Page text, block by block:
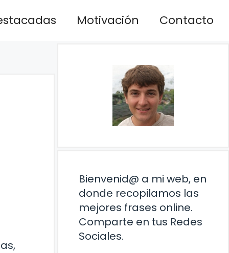
Motivación Contacto
Bienvenid@ a mi web, en
donde recopilamos las
mejores frases online.
Comparte en tus Redes
Sociales.